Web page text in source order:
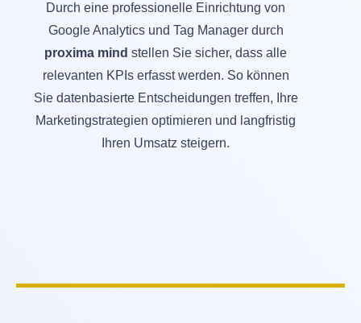
Durch eine professionelle Einrichtung von
Google Analytics und Tag Manager durch
proxima mind stellen Sie sicher, dass alle
relevanten KPIs erfasst werden. So können
Sie datenbasierte Entscheidungen treffen, Ihre
Marketingstrategien optimieren und langfristig
Ihren Umsatz steigern.